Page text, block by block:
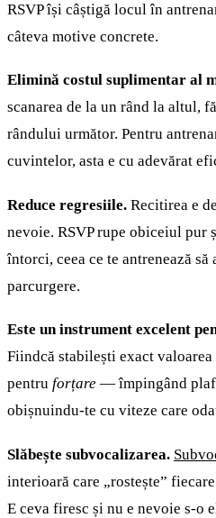
RSVP își câștigă locul în
câteva motive concrete.
Elimină costul suplimentar al
scanarea de la un rând la altul,
rândului următor. Pentru
cuvintelor, asta e cu adevărat
Reduce regresiile. Recitirea e
nevoie. RSVP rupe obiceiul pur
întorci, ceea ce te antrenează
parcurgere.
Este un instrument excelent
Fiindcă stabilești exact valoarea
pentru forțare — împingând
obișnuindu-te cu viteze care
Slăbește subvocalizarea.
interioară care „rostește”
E ceva firesc și nu e nevoie s-o